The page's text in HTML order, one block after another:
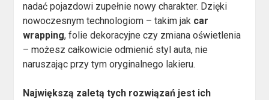
nadać pojazdowi zupełnie nowy charakter. Dzięki
nowoczesnym technologiom – takim jak car
wrapping, folie dekoracyjne czy zmiana oświetlenia
– możesz całkowicie odmienić styl auta, nie
naruszając przy tym oryginalnego lakieru.
Największą zaletą tych rozwiązań jest ich